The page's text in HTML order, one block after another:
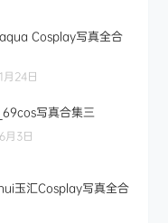
Cosplay写真全合
月24日
写真合集三
月3日
玉汇Cosplay写真全合